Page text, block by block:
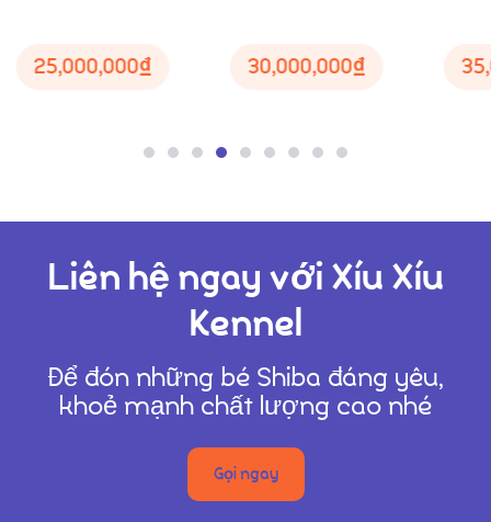
25,000,000₫ 30,000,000₫
Liên hệ ngay với Xíu Xíu
Kennel
Để đón những bé Shiba đáng yêu,
khoẻ mạnh chất lượng cao nhé
Gọi ngay